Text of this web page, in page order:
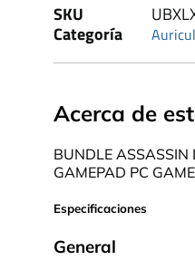
SKU
Categoría
Acerca de
BUNDLE ASSASSIN
GAMEPAD PC
Especificaciones
General